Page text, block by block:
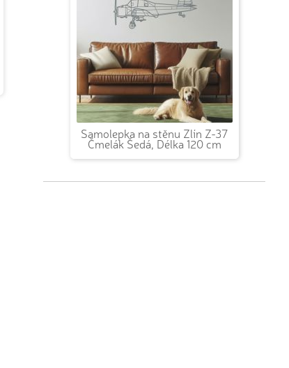
Samolepka na stěnu Zlín Z-37
Čmelák Šedá, Délka 120 cm